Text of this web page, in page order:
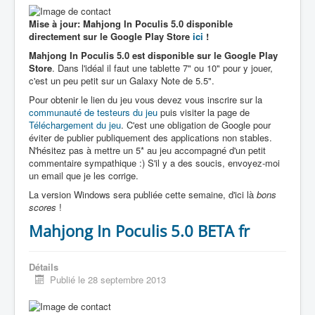
Mise à jour: Mahjong In Poculis 5.0 disponible
directement sur le Google Play Store ici !
Mahjong In Poculis 5.0 est disponible sur le Google Play
Store. Dans l'idéal il faut une tablette 7" ou 10" pour y jouer,
c'est un peu petit sur un Galaxy Note de 5.5".
Pour obtenir le lien du jeu vous devez vous inscrire sur la
communauté de testeurs du jeu puis visiter la page de
Téléchargement du jeu. C'est une obligation de Google pour
éviter de publier publiquement des applications non stables.
N'hésitez pas à mettre un 5* au jeu accompagné d'un petit
commentaire sympathique :) S'il y a des soucis, envoyez-moi
un email que je les corrige.
La version Windows sera publiée cette semaine, d'ici là bons
scores !
Mahjong In Poculis 5.0 BETA fr
Détails
Publié le 28 septembre 2013